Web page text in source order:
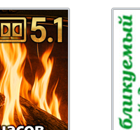
Наша Газета
Италия
Новая Wолна